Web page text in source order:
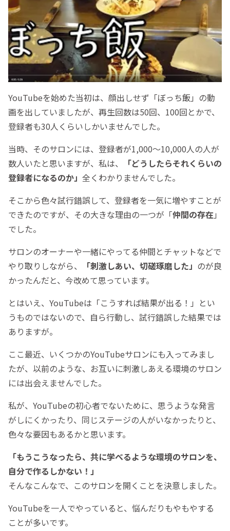
YouTubeを始めた当初は、顔出しせず「ぼっち飯」の動
画を出していましたが、再生回数は50回、100回とかで、
登録者も30人くらいしかいませんでした。
当時、そのサロンには、登録者が1,000～10,000人の人が
数人いたと思いますが、私は、
「どうしたらそれくらいの
登録者になるのか」 全くわかりませんでした。
そこから色々試行錯誤して、登録者を一気に増やすことが
できたのですが、その大きな理由の一つが「仲間の存在」
でした。
サロンのオーナーや一緒にやってる仲間とチャットなどで
やり取りしながら、
「刺激しあい、切磋琢磨した」 のが良
かったんだと、今改めて思っています。
とはいえ、YouTubeは「こうすれば結果が出る！」とい
うものではないので、自ら行動し、試行錯誤した結果では
ありますが。
ここ最近、いくつかのYouTubeサロンにも入ってみまし
たが、以前のような、お互いに刺激しあえる環境のサロン
には出会えませんでした。
私が、YouTubeの初心者でないために、思うような発言
がしにくかったり、同じステージの人がいなかったりと、
色々な要因もあるかと思います。
「もうこうなったら、共に学べるような環境のサロンを、
自分で作るしかない！」
そんなこんなで、このサロンを開くことを決意しました。
YouTubeを一人でやっていると、悩んだりもやもやする
ことが多いです。